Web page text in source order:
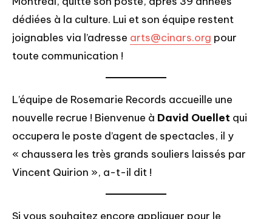
dédiées à la culture. Lui et son équipe restent
joignables via l’adresse arts@cinars.org pour
toute communication !
L’équipe de Rosemarie Records accueille une
nouvelle recrue ! Bienvenue à David Ouellet qui
occupera le poste d’agent de spectacles, il y
« chaussera les très grands souliers laissés par
Vincent Quirion », a-t-il dit !
Si vous souhaitez encore appliquer pour le